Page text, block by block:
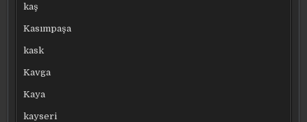
kaş
Kasımpaşa
kask
Kavga
Kaya
kayseri